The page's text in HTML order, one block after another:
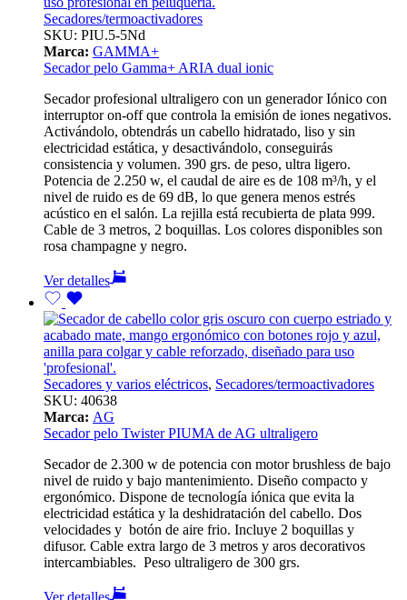
Secadores/termoactivadores
SKU: PIU.5-5Nd
Marca: GAMMA+
Secador pelo Gamma+ ARIA dual ionic
Secador profesional ultraligero con un generador Iónico con
interruptor on-off que controla la emisión de iones negativos.
Activándolo, obtendrás un cabello hidratado, liso y sin
electricidad estática, y desactivándolo, conseguirás
consistencia y volumen. 390 grs. de peso, ultra ligero.
Potencia de 2.250 w, el caudal de aire es de 108 m³/h, y el
nivel de ruido es de 69 dB, lo que genera menos estrés
acústico en el salón. La rejilla está recubierta de plata 999.
Cable de 3 metros, 2 boquillas. Los colores disponibles son
rosa champagne y negro.
Ver detalles
Secadores y varios eléctricos, Secadores/termoactivadores
SKU: 40638
Marca: AG
Secador pelo Twister PIUMA de AG ultraligero
Secador de 2.300 w de potencia con motor brushless de bajo
nivel de ruido y bajo mantenimiento. Diseño compacto y
ergonómico. Dispone de tecnología iónica que evita la
electricidad estática y la deshidratación del cabello. Dos
velocidades y botón de aire frio. Incluye 2 boquillas y
difusor. Cable extra largo de 3 metros y aros decorativos
intercambiables. Peso ultraligero de 300 grs.
Ver detalles